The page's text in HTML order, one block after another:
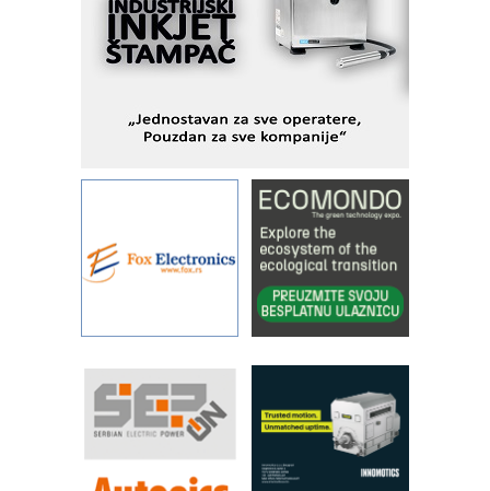
Fleksibilno stezanje i brzo
podešavanje u proizvodnji prototipova
KIP KOP – napredna rešenja za
objekte
Alba d.o.o. – 35 godina preciznosti u
IBeRTIM - oprema za ispitivanje
kontrole kvaliteta
STAUFF – Komponente koje
povećavaju pouzdanost hidrauličkih
pouzdanost u transferu fluida
Filtration Group Industrial – Napredna
rešenja za filtraciju u hidrauličkim i
procesnim sistemima
RILINEX kompanije Rittal